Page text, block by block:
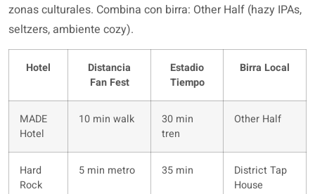
zonas culturales. Combina con birra: Other Half (hazy IPAs,
seltzers, ambiente cozy).
Hotel
Distancia
Fan Fest
Estadio
Tiempo
Birra Local
MADE
Hotel
10 min walk
30 min
tren
Other Half
Hard
Rock
5 min metro 35 min
District Tap
House